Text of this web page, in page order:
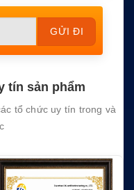
Please
empty.
tín sản phẩm
tổ chức uy tín trong và